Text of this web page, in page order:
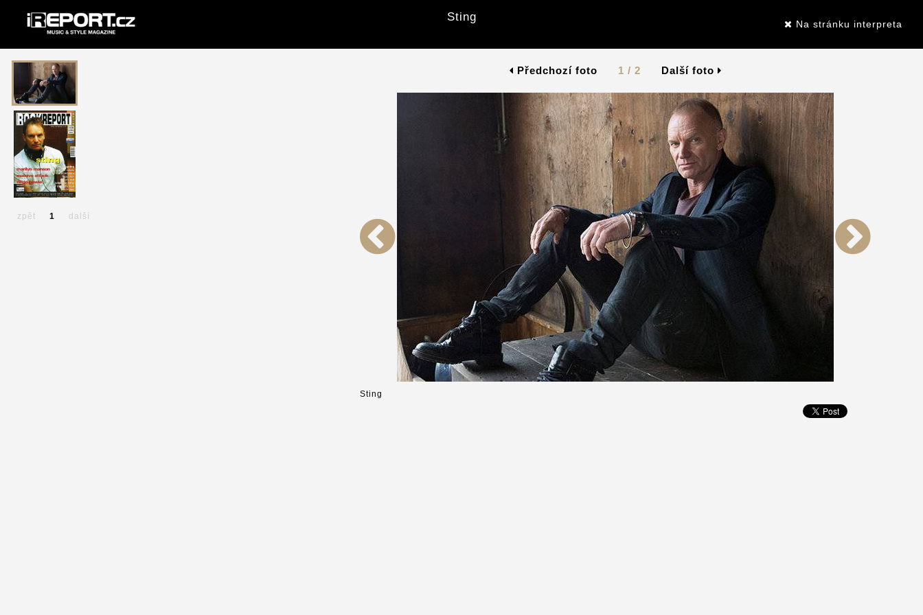
Sting
Na stránku interpreta
Předchozí foto 1 / 2 Další foto
Sting
zpět 1 další